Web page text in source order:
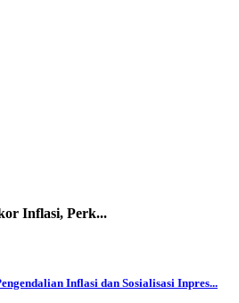
Inflasi, Perk...
Inflasi dan Sosialisasi Inpres...